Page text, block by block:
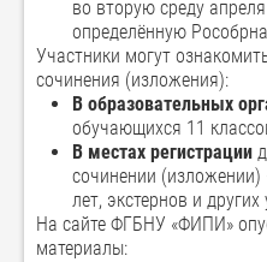
во вторую среду
определённую
Участники могут
сочинения (изложения):
В образовательных
обучающихся 11
В местах регистрации
сочинении
лет, экстернов и других
На сайте ФГБНУ «ФИПИ»
материалы: